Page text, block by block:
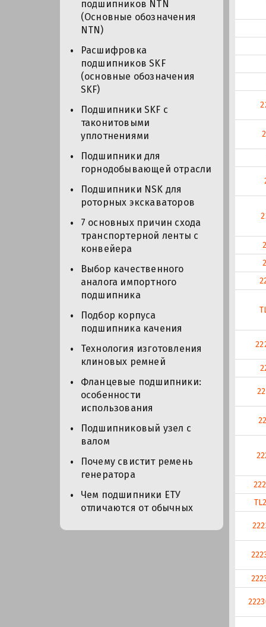
подшипников NTN
(Основные обозначения
NTN)
Расшифровка
подшипников SKF
(основные обозначения
SKF)
Подшипники SKF с
таконитовыми
уплотнениями
Подшипники для
горнодобывающей отрасли
Подшипники NSK для
роторных экскаваторов
7 основных причин схода
транспортерной ленты с
конвейера
Выбор качественного
аналога импортного
подшипника
Подбор корпуса
подшипника качения
Технология изготовления
клиновых ремней
Фланцевые подшипники:
особенности
использования
Подшипниковый узел с
валом
Почему свистит ремень
генератора
Чем подшипники ЕТУ
отличаются от обычных